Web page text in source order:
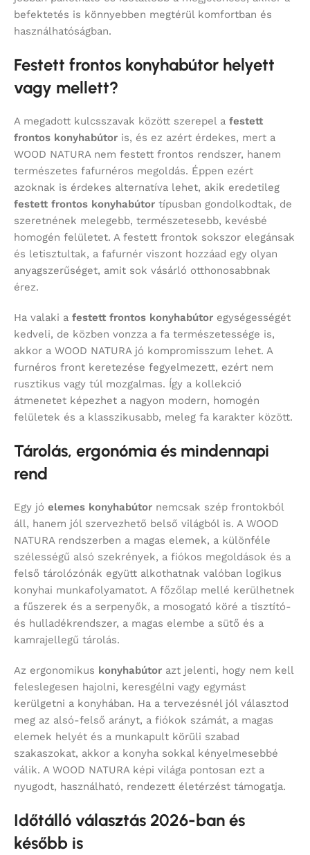
befektetés is könnyebben megtérül komfortban és
használhatóságban.
Festett frontos konyhabútor helyett
vagy mellett?
A megadott kulcsszavak között szerepel a festett
frontos konyhabútor is, és ez azért érdekes, mert a
WOOD NATURA nem festett frontos rendszer, hanem
természetes fafurnéros megoldás. Éppen ezért
azoknak is érdekes alternatíva lehet, akik eredetileg
festett frontos konyhabútor típusban gondolkodtak, de
szeretnének melegebb, természetesebb, kevésbé
homogén felületet. A festett frontok sokszor elegánsak
és letisztultak, a fafurnér viszont hozzáad egy olyan
anyagszerűséget, amit sok vásárló otthonosabbnak
érez.
Ha valaki a festett frontos konyhabútor egységességét
kedveli, de közben vonzza a fa természetessége is,
akkor a WOOD NATURA jó kompromisszum lehet. A
furnéros front keretezése fegyelmezett, ezért nem
rusztikus vagy túl mozgalmas. Így a kollekció
átmenetet képezhet a nagyon modern, homogén
felületek és a klasszikusabb, meleg fa karakter között.
Tárolás, ergonómia és mindennapi
rend
Egy jó elemes konyhabútor nemcsak szép frontokból
áll, hanem jól szervezhető belső világból is. A WOOD
NATURA rendszerben a magas elemek, a különféle
szélességű alsó szekrények, a fiókos megoldások és a
felső tárolózónák együtt alkothatnak valóban logikus
konyhai munkafolyamatot. A főzőlap mellé kerülhetnek
a fűszerek és a serpenyők, a mosogató köré a tisztító-
és hulladékrendszer, a magas elembe a sütő és a
kamrajellegű tárolás.
Az ergonomikus konyhabútor azt jelenti, hogy nem kell
feleslegesen hajolni, keresgélni vagy egymást
kerülgetni a konyhában. Ha a tervezésnél jól választod
meg az alsó-felső arányt, a fiókok számát, a magas
elemek helyét és a munkapult körüli szabad
szakaszokat, akkor a konyha sokkal kényelmesebbé
válik. A WOOD NATURA képi világa pontosan ezt a
nyugodt, használható, rendezett életérzést támogatja.
Időtálló választás 2026-ban és
később is